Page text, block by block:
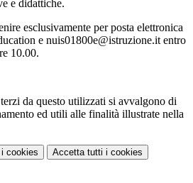
e didattiche.
esclusivamente per posta elettronica
e nuis01800e@istruzione.it entro
10.00.
da questo utilizzati si avvalgono di
ed utili alle finalità illustrate nella
i cookies Accetta tutti i cookies